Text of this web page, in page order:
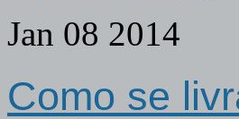
Jan 08 2014
Como se